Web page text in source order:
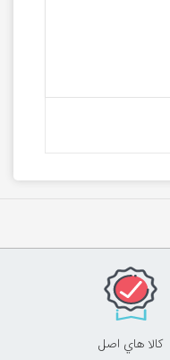
کالا هاي اصل